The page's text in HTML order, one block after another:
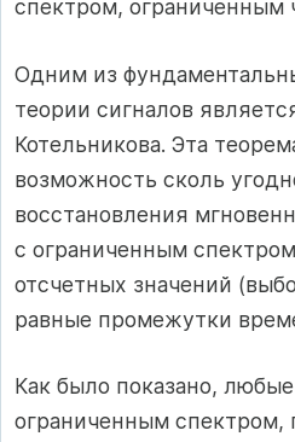
спектром, ограниченным
Одним из
теории сигналов
Котельникова. Эта
возможность сколь
восстановления
с ограниченным
отсчетных значений
равные промежутки
Как было показано,
ограниченным